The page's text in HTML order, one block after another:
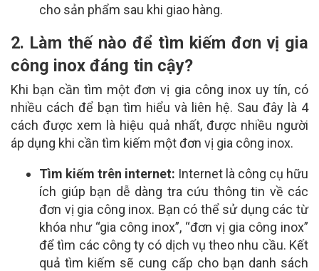
cho sản phẩm sau khi giao hàng.
2. Làm thế nào để tìm kiếm đơn vị gia
công inox đáng tin cậy?
Khi bạn cần tìm một đơn vị gia công inox uy tín, có
nhiều cách để bạn tìm hiểu và liên hệ. Sau đây là 4
cách được xem là hiệu quả nhất, được nhiều người
áp dụng khi cần tìm kiếm một đơn vị gia công inox.
Tìm kiếm trên internet: Internet là công cụ hữu
ích giúp bạn dễ dàng tra cứu thông tin về các
đơn vị gia công inox. Bạn có thể sử dụng các từ
khóa như “gia công inox”, “đơn vị gia công inox”
để tìm các công ty có dịch vụ theo nhu cầu. Kết
quả tìm kiếm sẽ cung cấp cho bạn danh sách